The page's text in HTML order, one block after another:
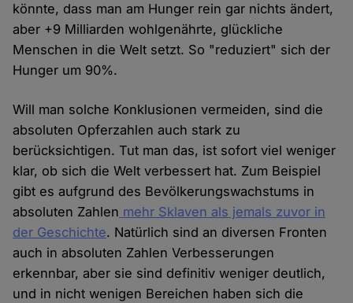
könnte, dass man am Hunger rein gar nichts ändert,
aber +9 Milliarden wohlgenährte, glückliche
Menschen in die Welt setzt. So "reduziert" sich der
Hunger um 90%.
Will man solche Konklusionen vermeiden, sind die
absoluten Opferzahlen auch stark zu
berücksichtigen. Tut man das, ist sofort viel weniger
klar, ob sich die Welt verbessert hat. Zum Beispiel
gibt es aufgrund des Bevölkerungswachstums in
absoluten Zahlen mehr Sklaven als jemals zuvor in
der Geschichte. Natürlich sind an diversen Fronten
auch in absoluten Zahlen Verbesserungen
erkennbar, aber sie sind definitiv weniger deutlich,
und in nicht wenigen Bereichen haben sich die